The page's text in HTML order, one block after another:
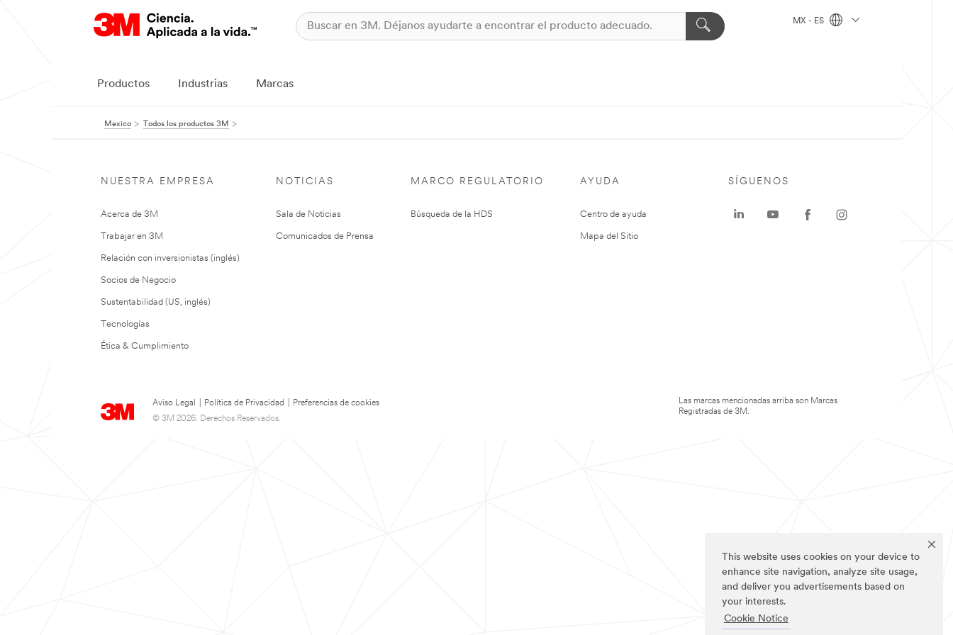
This website uses cookies on your device to
enhance site navigation, analyze site usage,
and deliver you advertisements based on
your interests.
Cookie Notice
MX - ES
Productos Industrias Marcas
Mexico Todos los productos 3M
NUESTRA EMPRESA
Acerca de 3M
Trabajar en 3M
Relación con inversionistas (inglés)
Socios de Negocio
Sustentabilidad (US, inglés)
Tecnologías
Ética & Cumplimiento
NOTICIAS
Sala de Noticias
Comunicados de Prensa
MARCO REGULATORIO
Búsqueda de la HDS
AYUDA
Centro de ayuda
Mapa del Sitio
Aviso Legal Política de Privacidad
Preferencias de cookies
© 3M 2026. Derechos Reservados.
SÍGUENOS
Las marcas mencionadas arriba son Marcas
Registradas de 3M.